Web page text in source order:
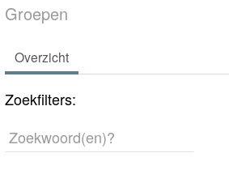
Groepen
Overzicht
Zoekfilters: